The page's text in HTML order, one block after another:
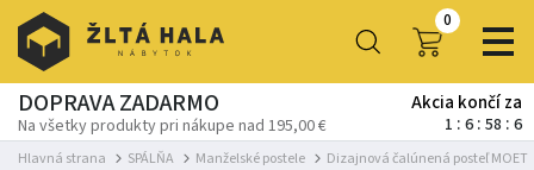
0
DOPRAVA ZADARMO
Na všetky produkty pri nákupe nad 195,00 €
Akcia končí za
1 6 58 5
Hlavná strana SPÁLŇA Manželské postele Dizajnová čalúnená posteľ MOET